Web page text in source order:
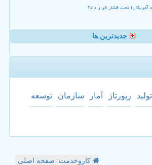
آمریکا را تحت فشار قرار داد؟
جدیدترین ها
تولید رپورتاژ آمار سازمان توسعه
کاروخدمت: صفحه اصلی